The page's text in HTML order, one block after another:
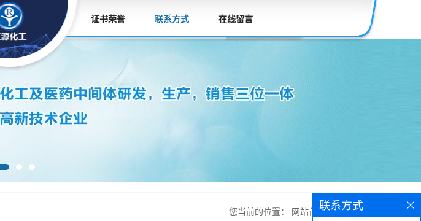
证书荣誉 联系方式 在线留言
您当前的位置： 网站首页>联系方式
联系方式